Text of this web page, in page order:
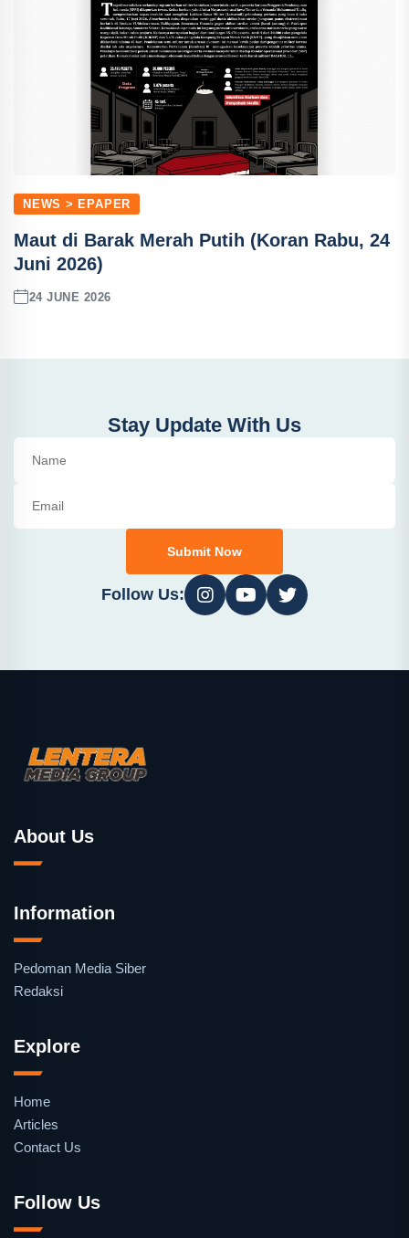
NEWS > EPAPER
Maut di Barak Merah Putih (Koran Rabu, 24
Juni 2026)
24 JUNE 2026
Stay Update With Us
Submit Now
Follow Us:
About Us
Information
Pedoman Media Siber
Redaksi
Explore
Home
Articles
Contact Us
Follow Us